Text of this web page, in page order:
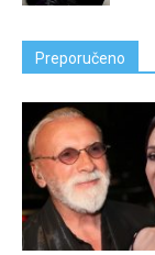
Preporučeno